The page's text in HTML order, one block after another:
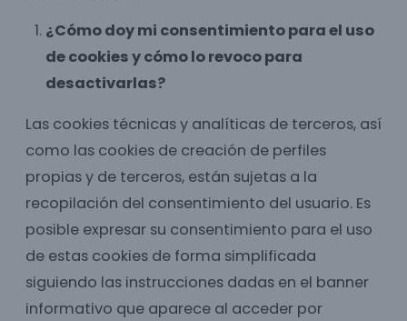
¿Cómo doy mi consentimiento para el uso
de cookies y cómo lo revoco para
desactivarlas?
Las cookies técnicas y analíticas de terceros, así
como las cookies de creación de perfiles
propias y de terceros, están sujetas a la
recopilación del consentimiento del usuario. Es
posible expresar su consentimiento para el uso
de estas cookies de forma simplificada
siguiendo las instrucciones dadas en el banner
informativo que aparece al acceder por